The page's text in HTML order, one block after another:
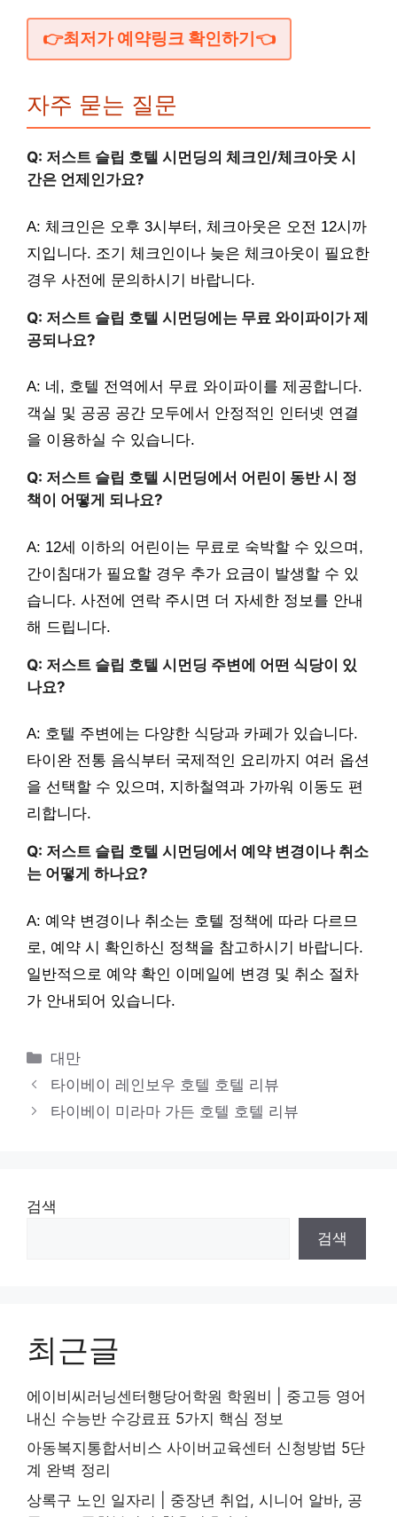
👉최저가 예약링크 확인하기👈
자주 묻는 질문
Q: 저스트 슬립 호텔 시먼딩의 체크인/체크아웃 시
간은 언제인가요?
A: 체크인은 오후 3시부터, 체크아웃은 오전 12시까
지입니다. 조기 체크인이나 늦은 체크아웃이 필요한
경우 사전에 문의하시기 바랍니다.
Q: 저스트 슬립 호텔 시먼딩에는 무료 와이파이가 제
공되나요?
A: 네, 호텔 전역에서 무료 와이파이를 제공합니다.
객실 및 공공 공간 모두에서 안정적인 인터넷 연결
을 이용하실 수 있습니다.
Q: 저스트 슬립 호텔 시먼딩에서 어린이 동반 시 정
책이 어떻게 되나요?
A: 12세 이하의 어린이는 무료로 숙박할 수 있으며,
간이침대가 필요할 경우 추가 요금이 발생할 수 있
습니다. 사전에 연락 주시면 더 자세한 정보를 안내
해 드립니다.
Q: 저스트 슬립 호텔 시먼딩 주변에 어떤 식당이 있
나요?
A: 호텔 주변에는 다양한 식당과 카페가 있습니다.
타이완 전통 음식부터 국제적인 요리까지 여러 옵션
을 선택할 수 있으며, 지하철역과 가까워 이동도 편
리합니다.
Q: 저스트 슬립 호텔 시먼딩에서 예약 변경이나 취소
는 어떻게 하나요?
A: 예약 변경이나 취소는 호텔 정책에 따라 다르므
로, 예약 시 확인하신 정책을 참고하시기 바랍니다.
일반적으로 예약 확인 이메일에 변경 및 취소 절차
가 안내되어 있습니다.
카
테
고
리
대만
타이베이 레인보우 호텔 호텔 리뷰
타이베이 미라마 가든 호텔 호텔 리뷰
검색
검색
최근글
에이비씨러닝센터행당어학원 학원비 | 중고등 영어
내신 수능반 수강료표 5가지 핵심 정보
아동복지통합서비스 사이버교육센터 신청방법 5단
계 완벽 정리
상록구 노인 일자리 | 중장년 취업, 시니어 알바, 공